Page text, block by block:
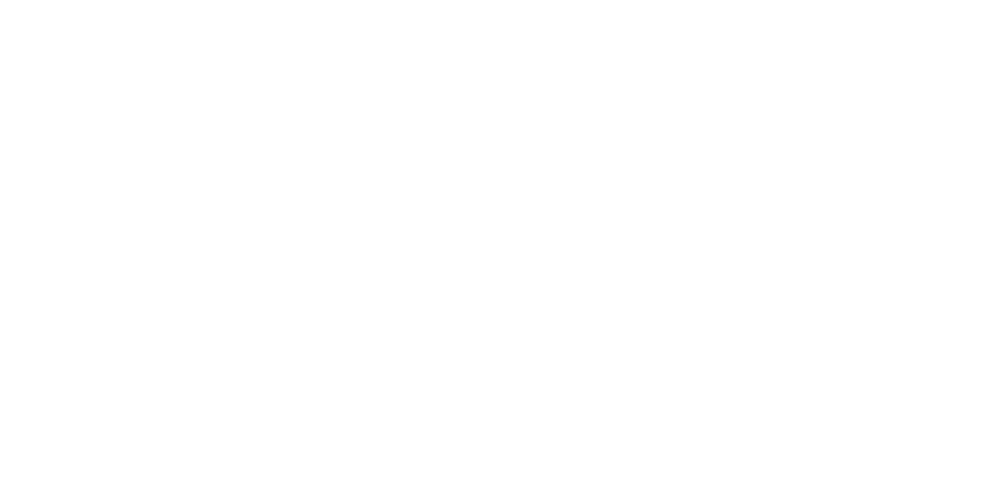
Commerce & AGB & Verträge